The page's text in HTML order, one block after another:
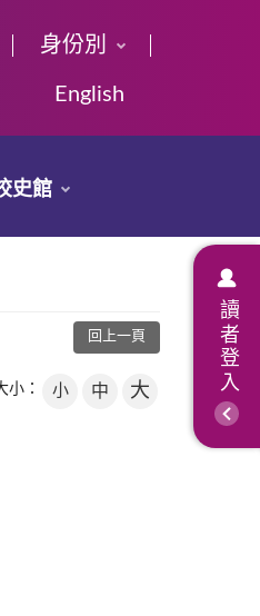
身份別
English
史館
讀者登入
回上一頁
小： 小 中 大